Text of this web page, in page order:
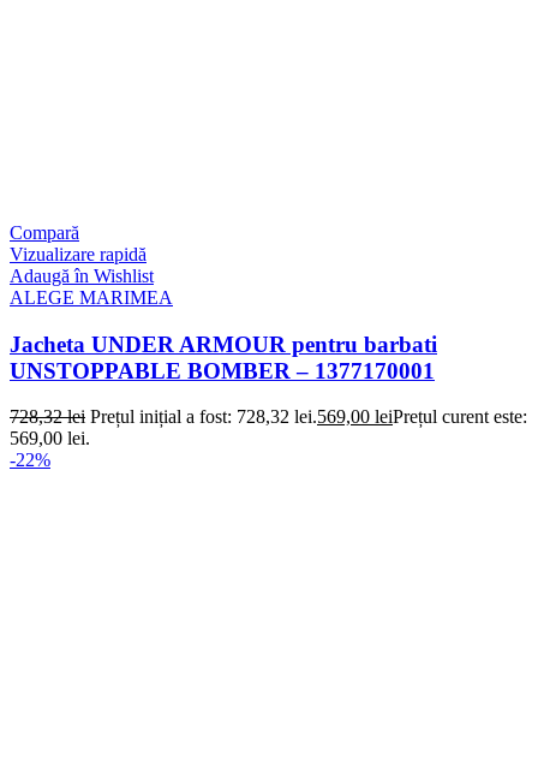
Compară
Vizualizare rapidă
Adaugă în Wishlist
ALEGE MARIMEA
Jacheta UNDER ARMOUR pentru barbati
UNSTOPPABLE BOMBER – 1377170001
728,32lei Prețul inițial a fost: 728,32 lei.569,00 leiPrețul curent este:
569,00 lei.
-22%